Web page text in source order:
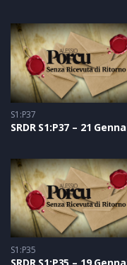
S1:P37
S1:P35